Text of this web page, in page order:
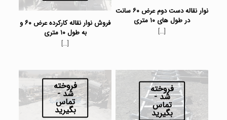
نوار نقاله دست دوم عرض ۶۰ سانت
در طول های ۱۰ متری
[…]
فروش نوار نقاله کارکرده عرض ۶۰ و
به طول ۱۰ متری
[…]
فروخته
شد -
تماس
بگیرید
فروخته
شد -
تماس
بگیرید